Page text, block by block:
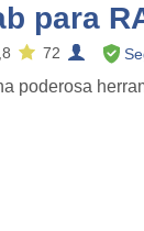
para
72
poderosa